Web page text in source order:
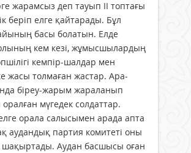
жарамсыз деп тауып ІІ топтағы
беріп елге қайтарады. Бұл
басы болатын. Елде
кем кезі, жұмысшылардың
кемпір-шалдар мен
жасы толмаған жастар. Ара-
біреу-жарым жараланып
мүгедек солдаттар.
орала салысымен арада апта
аудандық партия комитеті оны
Аудан басшысы оған